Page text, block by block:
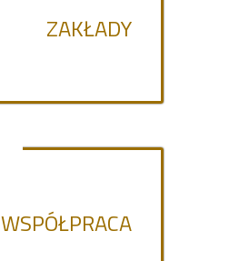
ZAKŁADY
WSPÓŁPRACA